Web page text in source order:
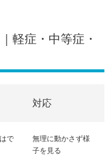
軽症・中等症・
対応
で
無理に動かさず様
子を見る